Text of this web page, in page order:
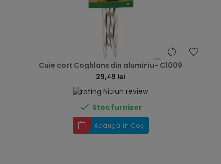
Cuie cort Coghlans din aluminiu- C1009
29,49 lei
Niciun review
 Stoc furnizor
Adaugă în Coș